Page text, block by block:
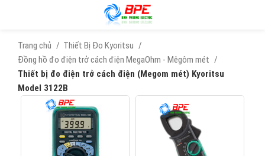
Trang chủ
Thiết Bị Đo Kyoritsu
Đồng hồ đo điện trở cách điện MegaOhm - Mêgôm mét
Thiết bị đo điện trở cách điện (Megom mét) Kyoritsu
Model 3122B